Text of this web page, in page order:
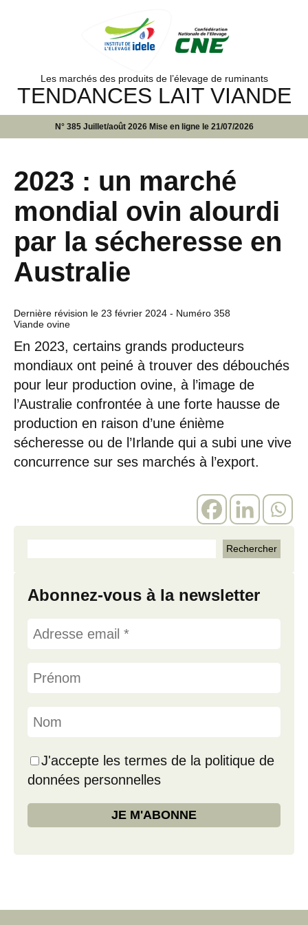
Les marchés des produits de l’élevage de ruminants
TENDANCES LAIT VIANDE
N° 385 Juillet/août 2026 Mise en ligne le 21/07/2026
2023 : un marché
mondial ovin alourdi
par la sécheresse en
Australie
Dernière révision le 23 février 2024 - Numéro 358
Viande ovine
En 2023, certains grands producteurs
mondiaux ont peiné à trouver des débouchés
pour leur production ovine, à l’image de
l’Australie confrontée à une forte hausse de
production en raison d’une énième
sécheresse ou de l’Irlande qui a subi une vive
concurrence sur ses marchés à l’export.
Abonnez-vous à la newsletter
J'accepte les termes de la politique de
données personnelles